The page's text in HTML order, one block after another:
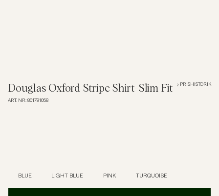
Skjortor
T-shirts
Douglas Oxford Stripe Shirt-Slim Fit
ART. NR: 801791058
PRISHISTORIK
BLUE LIGHT BLUE PINK TURQUOISE